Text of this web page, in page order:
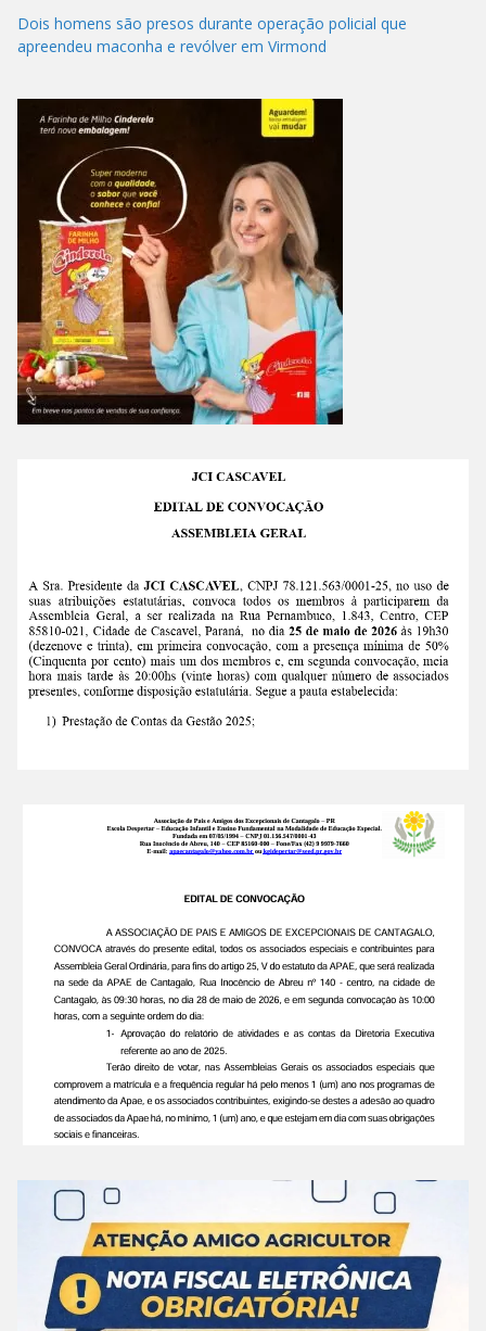
Dois homens são presos durante operação policial que
apreendeu maconha e revólver em Virmond